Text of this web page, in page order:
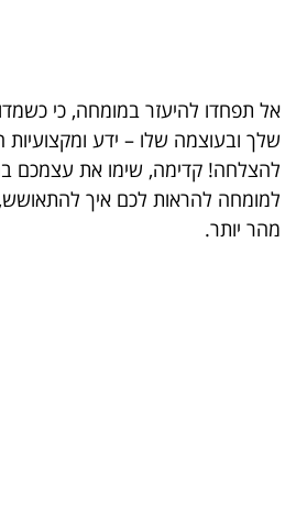
אל תפחדו להיעזר במומחה, כי
שלך ובעוצמה שלו – ידע
להצלחה! קדימה, שימו את עצמכם
למומחה להראות לכם איך
מהר יותר.